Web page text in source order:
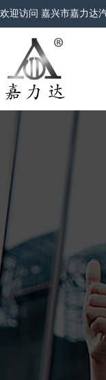
欢迎访问 嘉兴市嘉力达